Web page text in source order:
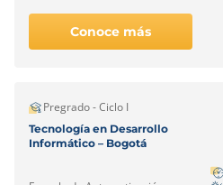
Conoce más
Pregrado - Ciclo I
Tecnología en Desarrollo
Informático – Bogotá